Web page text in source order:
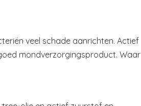
veel schade aanrichten. Actief
mondverzorgingsproduct. Waar